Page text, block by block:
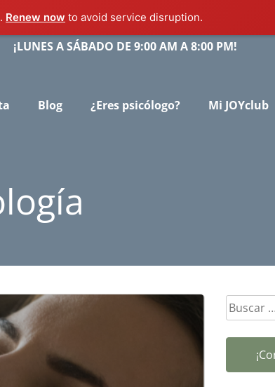
Renew now to avoid service disruption.
¡LUNES A SÁBADO DE 9:00 AM A 8:00 PM!
Blog ¿Eres psicólogo? Mi JOYclub
Buscar: